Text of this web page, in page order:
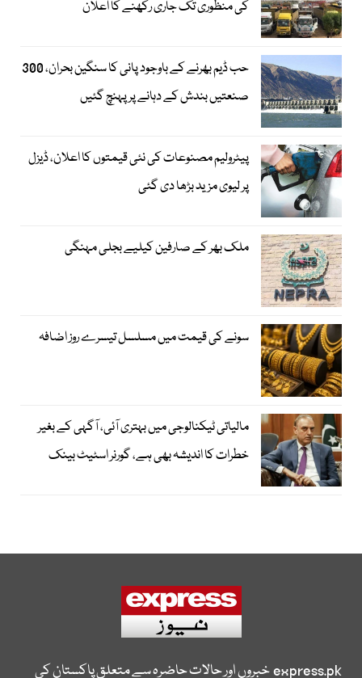
کی منظوری تک جاری رکھنے کا اعلان
حب ڈیم بھرنے کے باوجود پانی کا سنگین بحران، 300
صنعتیں بندش کے دہانے پر پہنچ گئیں
پیٹرولیم مصنوعات کی نئی قیمتوں کا اعلان، ڈیزل
پر لیوی مزید بڑھا دی گئی
ملک بھر کے صارفین کیلیے بجلی مہنگی
سونے کی قیمت میں مسلسل تیسرے روز اضافہ
مالیاتی ٹیکنالوجی میں بہتری آئی، آگہی کے بغیر
خطرات کا اندیشہ بھی ہے، گورنر اسٹیٹ بینک
express.pkخبروں اور حالات حاضرہ سے متعلق پاکستان کی